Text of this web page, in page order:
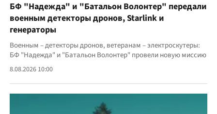
БФ "Надежда" и "Батальон Волонтер" передали
военным детекторы дронов, Starlink и
генераторы
Военным – детекторы дронов, ветеранам – электроскутеры:
БФ "Надежда" и "Батальон Волонтер" провели новую миссию
8.08.2026 10:00